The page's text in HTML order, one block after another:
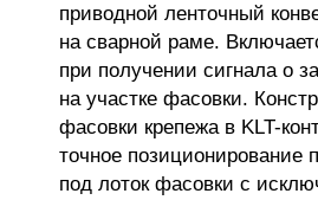
приводной ленточный
на сварной раме.
при получении сигнала о
на участке фасовки.
фасовки крепежа в KLT-
точное позиционирование
под лоток фасовки с